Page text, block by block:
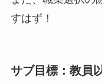
すはず！
サブ目標：教員